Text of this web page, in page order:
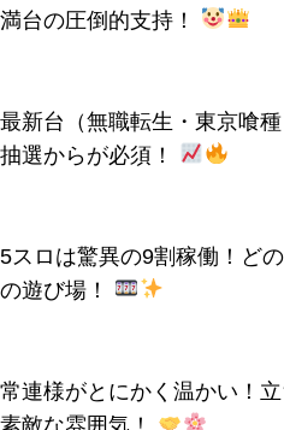
満台の圧倒的支持！
最新台（無職転生・東京喰
抽選からが必須！
5スロは驚異の9割稼働！ど
の遊び場！
常連様がとにかく温かい！
素敵な雰囲気！